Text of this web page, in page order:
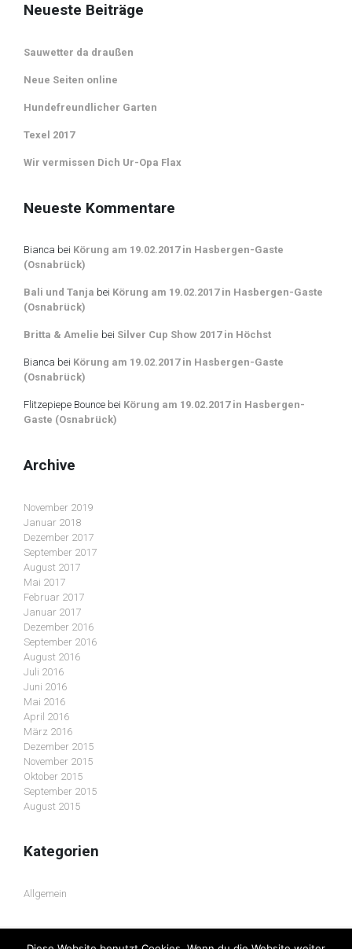
Neueste Beiträge
Sauwetter da draußen
Neue Seiten online
Hundefreundlicher Garten
Texel 2017
Wir vermissen Dich Ur-Opa Flax
Neueste Kommentare
Bianca bei Körung am 19.02.2017 in Hasbergen-Gaste
(Osnabrück)
Bali und Tanja bei Körung am 19.02.2017 in Hasbergen-Gaste
(Osnabrück)
Britta & Amelie bei Silver Cup Show 2017 in Höchst
Bianca bei Körung am 19.02.2017 in Hasbergen-Gaste
(Osnabrück)
Flitzepiepe Bounce bei Körung am 19.02.2017 in Hasbergen-
Gaste (Osnabrück)
Archive
November 2019
Januar 2018
Dezember 2017
September 2017
August 2017
Mai 2017
Februar 2017
Januar 2017
Dezember 2016
September 2016
August 2016
Juli 2016
Juni 2016
Mai 2016
April 2016
März 2016
Dezember 2015
November 2015
Oktober 2015
September 2015
August 2015
Kategorien
Allgemein